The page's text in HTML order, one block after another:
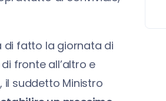
di fatto la giornata di
fronte all’altro e
il suddetto Ministro